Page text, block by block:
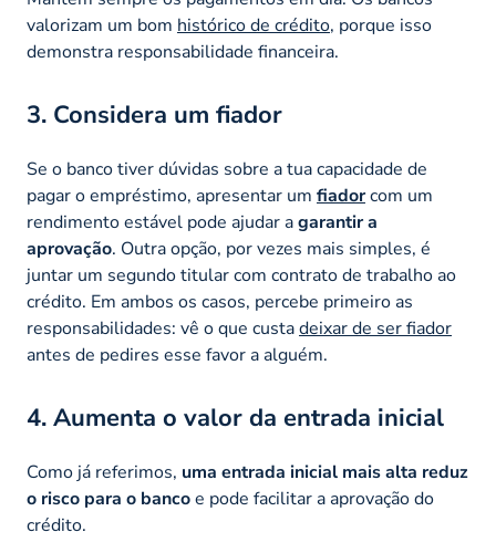
valorizam um bom histórico de crédito, porque isso
demonstra responsabilidade financeira.
3. Considera um fiador
Se o banco tiver dúvidas sobre a tua capacidade de
pagar o empréstimo, apresentar um fiadorcom um
rendimento estável pode ajudar agarantir a
aprovação. Outra opção, por vezes mais simples, é
juntar um segundo titular com contrato de trabalho ao
crédito. Em ambos os casos, percebe primeiro as
responsabilidades: vê o que custadeixar de ser fiador
antes de pedires esse favor a alguém.
4. Aumenta o valor da entrada inicial
Como já referimos, uma entrada inicial mais alta reduz
o risco para o bancoe pode facilitar a aprovação do
crédito.